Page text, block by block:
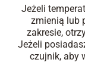
Jeżeli
zmienią lub
zakresie,
Jeżeli
czujnik, aby